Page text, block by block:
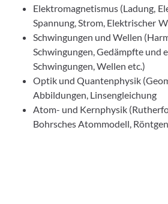
Elektromagnetismus (Ladung,
Spannung, Strom, Elektrischer
Schwingungen und Wellen (
Schwingungen,Gedämpfte und
Schwingungen,Wellen etc.)
Optik und Quantenphysik (
Abbildungen, Linsengleichung
Atom- und Kernphysik (
Bohrsches Atommodell,